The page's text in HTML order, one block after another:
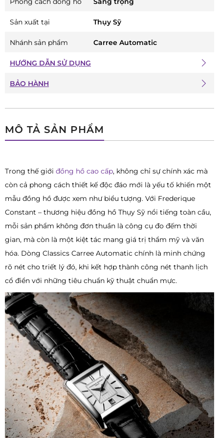
MÔ TẢ SẢN PHẨM
Trong thế giới đồng hồ cao cấp, không chỉ sự chính xác mà
còn cả phong cách thiết kế độc đáo mới là yếu tố khiến một
mẫu đồng hồ được xem như biểu tượng. Với Frederique
Constant – thương hiệu đồng hồ Thụy Sỹ nổi tiếng toàn cầu,
mỗi sản phẩm không đơn thuần là công cụ đo đếm thời
gian, mà còn là một kiệt tác mang giá trị thẩm mỹ và văn
hóa. Dòng Classics Carree Automatic chính là minh chứng
rõ nét cho triết lý đó, khi kết hợp thành công nét thanh lịch
cổ điển với những tiêu chuẩn kỹ thuật chuẩn mực.
Sản xuất tại Thụy Sỹ
Nhánh sản phẩm Carree Automatic
HƯỚNG DẪN SỬ DỤNG
BẢO HÀNH